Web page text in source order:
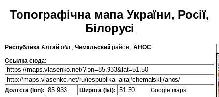
Топографічна мапа України, Росії,
Білорусі
Республика Алтай обл., Чемальский район, .АНОС
Ссылка сюда:
Долгота (lon): Широта (lat): Google maps